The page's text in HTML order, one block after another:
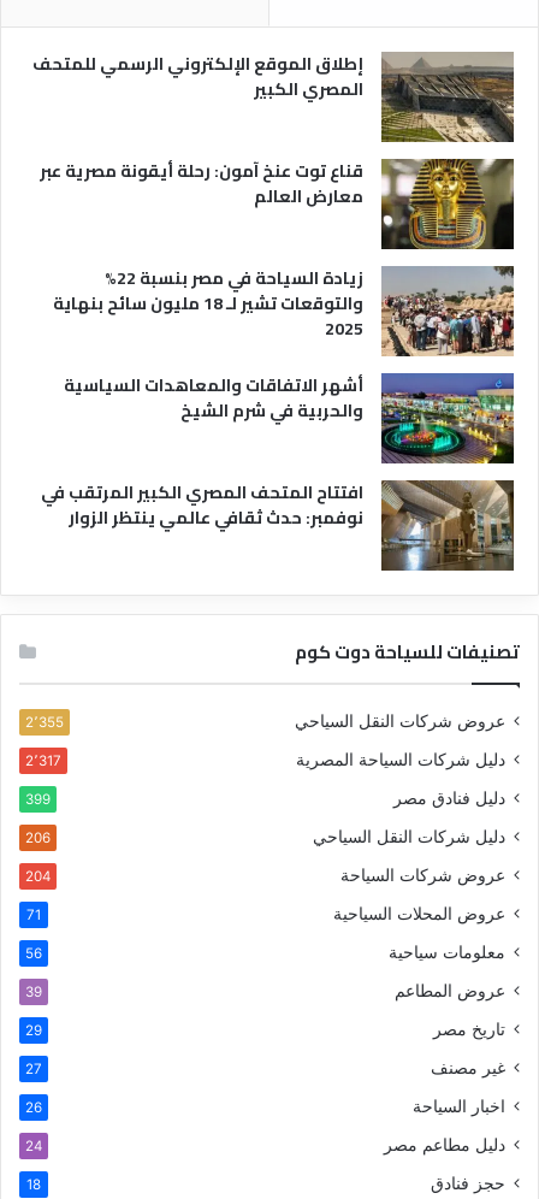
ل
س
ح
ي
ر
إطلاق الموقع الإلكتروني الرسمي للمتحف
المصري الكبير
قناع توت عنخ آمون: رحلة أيقونة مصرية عبر
معارض العالم
زيادة السياحة في مصر بنسبة 22%
والتوقعات تشير لـ 18 مليون سائح بنهاية
2025
أشهر الاتفاقات والمعاهدات السياسية
والحربية في شرم الشيخ
افتتاح المتحف المصري الكبير المرتقب في
نوفمبر: حدث ثقافي عالمي ينتظر الزوار
تصنيفات للسياحة دوت كوم
عروض شركات النقل السياحي 2٬355
دليل شركات السياحة المصرية 2٬317
دليل فنادق مصر 399
دليل شركات النقل السياحي 206
عروض شركات السياحة 204
عروض المحلات السياحية 71
معلومات سياحية 56
عروض المطاعم 39
تاريخ مصر 29
غير مصنف 27
اخبار السياحة 26
دليل مطاعم مصر 24
حجز فنادق 18